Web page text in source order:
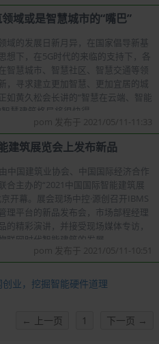
域或是智慧城市的“嘴巴”
域的发展日新月异，在国家倡导新基
想下，在5G时代的来临的支持下，各
智慧城市、智慧社区、智慧交通等领
，寻求建立更加智慧、更加宜居的城
如黄久松会长讲的“智慧在云端、智能
慧建筑格局将很快得
pom 发布于 2021/05/11-11:33
建筑展览会上发布新品
中国建筑业协会、中国国际经济合作
合主办的“2021中国国际智能建筑展
京开幕。展会现场中控·源创召开IBMS
理平台的新品发布会，市场部程经理
的精彩演讲，并接受现场媒体专访，
联网时代智能建筑的发展
pom 发布于 2021/05/11-10:51
下一页 →
1
← 上一页